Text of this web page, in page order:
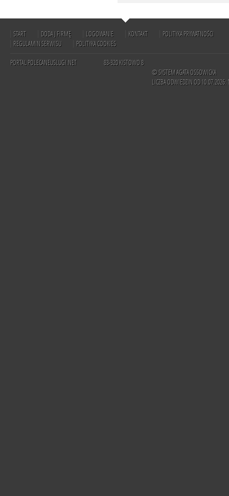
START DODAJ FIRMĘ LOGOWANIE KONTAKT
POLITYKA PRYWATNOŚCI
REGULAMIN SERWISU
POLITYKA COOKIES
PORTAL POLECANEUSLUGI.NET
83-320 KISTOWO 8
© SYSTEM AGATA OSSOWICKA
LICZBA ODWIEDZIN OD 10.07.2026: